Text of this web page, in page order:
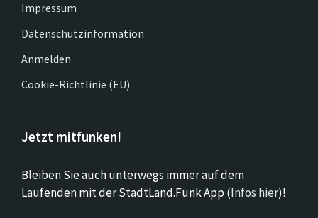
Impressum
Datenschutzinformation
Anmelden
Cookie-Richtlinie (EU)
Jetzt mitfunken!
Bleiben Sie auch unterwegs immer auf dem
Laufenden mit der StadtLand.Funk App (Infos hier)!